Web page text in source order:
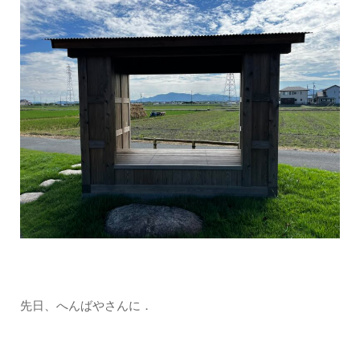
先日、へんばやさんに．